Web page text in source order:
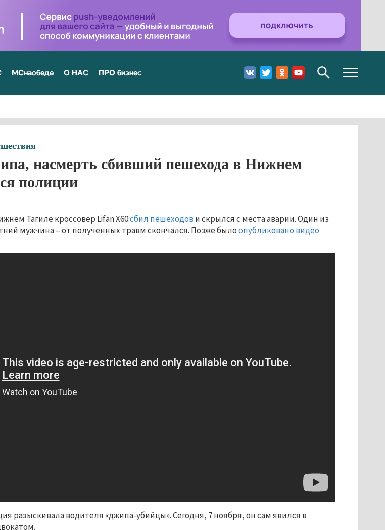
МСнаобеде О НАС ПРО бизнес
Toggle
navigation
насмерть сбивший пешехода в Нижнем
полиции
Тагиле кроссовер Lifan Х60сбил пешеходов и скрылся с места аварии. Один из
мужчина – от полученных травм скончался. Позже былоопубликовано видео
разыскивала водителя «джипа-убийцы». Сегодня, 7 ноября, он сам явился в